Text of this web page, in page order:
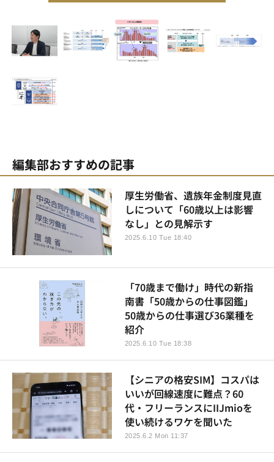
編集部おすすめの記事
厚生労働省、遺族年金制度見直
しについて「60歳以上は影響
なし」との見解示す
2025.6.10 Tue 18:40
「70歳まで働け」時代の新指
南書「50歳からの仕事図鑑」
50歳からの仕事選び36業種を
紹介
2025.6.10 Tue 18:38
【シニアの格安SIM】コスパは
いいが回線速度に難点？60
代・フリーランスにIIJmioを
使い続けるワケを聞いた
2025.6.2 Mon 11:37